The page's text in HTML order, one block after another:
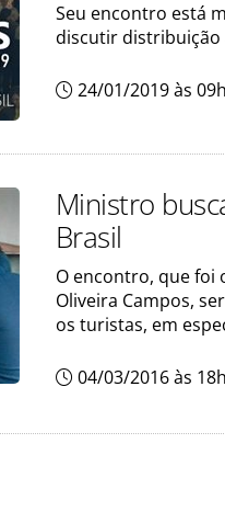
Seu encontro está
discutir distribuição
24/01/2019 às
Ministro
Brasil
O encontro, que foi
Oliveira Campos,
os turistas, em
04/03/2016 às